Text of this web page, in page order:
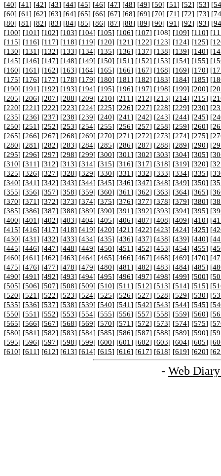
[40] [41] [42] [43] [44] [45] [46] [47] [48] [49] [50] [51] [52] [53] [54
[60] [61] [62] [63] [64] [65] [66] [67] [68] [69] [70] [71] [72] [73] [74
[80] [81] [82] [83] [84] [85] [86] [87] [88] [89] [90] [91] [92] [93] [94
[100] [101] [102] [103] [104] [105] [106] [107] [108] [109] [110] [
[115] [116] [117] [118] [119] [120] [121] [122] [123] [124] [125] [
[130] [131] [132] [133] [134] [135] [136] [137] [138] [139] [140] [
[145] [146] [147] [148] [149] [150] [151] [152] [153] [154] [155] [
[160] [161] [162] [163] [164] [165] [166] [167] [168] [169] [170] [
[175] [176] [177] [178] [179] [180] [181] [182] [183] [184] [185] [
[190] [191] [192] [193] [194] [195] [196] [197] [198] [199] [200] [
[205] [206] [207] [208] [209] [210] [211] [212] [213] [214] [215] [
[220] [221] [222] [223] [224] [225] [226] [227] [228] [229] [230] [
[235] [236] [237] [238] [239] [240] [241] [242] [243] [244] [245] [
[250] [251] [252] [253] [254] [255] [256] [257] [258] [259] [260] [
[265] [266] [267] [268] [269] [270] [271] [272] [273] [274] [275] [
[280] [281] [282] [283] [284] [285] [286] [287] [288] [289] [290] [
[295] [296] [297] [298] [299] [300] [301] [302] [303] [304] [305] [
[310] [311] [312] [313] [314] [315] [316] [317] [318] [319] [320] [
[325] [326] [327] [328] [329] [330] [331] [332] [333] [334] [335] [
[340] [341] [342] [343] [344] [345] [346] [347] [348] [349] [350] [
[355] [356] [357] [358] [359] [360] [361] [362] [363] [364] [365] [
[370] [371] [372] [373] [374] [375] [376] [377] [378] [379] [380] [
[385] [386] [387] [388] [389] [390] [391] [392] [393] [394] [395] [
[400] [401] [402] [403] [404] [405] [406] [407] [408] [409] [410] [
[415] [416] [417] [418] [419] [420] [421] [422] [423] [424] [425] [
[430] [431] [432] [433] [434] [435] [436] [437] [438] [439] [440] [
[445] [446] [447] [448] [449] [450] [451] [452] [453] [454] [455] [
[460] [461] [462] [463] [464] [465] [466] [467] [468] [469] [470] [
[475] [476] [477] [478] [479] [480] [481] [482] [483] [484] [485] [
[490] [491] [492] [493] [494] [495] [496] [497] [498] [499] [500] [
[505] [506] [507] [508] [509] [510] [511] [512] [513] [514] [515] [
[520] [521] [522] [523] [524] [525] [526] [527] [528] [529] [530] [
[535] [536] [537] [538] [539] [540] [541] [542] [543] [544] [545] [
[550] [551] [552] [553] [554] [555] [556] [557] [558] [559] [560] [
[565] [566] [567] [568] [569] [570] [571] [572] [573] [574] [575] [
[580] [581] [582] [583] [584] [585] [586] [587] [588] [589] [590] [
[595] [596] [597] [598] [599] [600] [601] [602] [603] [604] [605] [
[610] [611] [612] [613] [614] [615] [616] [617] [618] [619] [620] [
- Web